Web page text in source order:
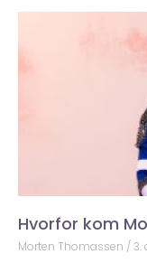
Hvorfor kom
Morten Thomassen 3.